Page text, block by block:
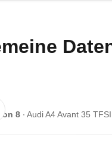
8 Audi A4 Avant 35